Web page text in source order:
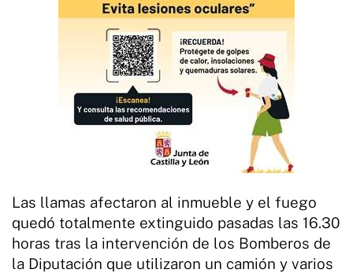
Las llamas afectaron al inmueble y el fuego
quedó totalmente extinguido pasadas las 16.30
horas tras la intervención de los Bomberos de
la Diputación que utilizaron un camión y varios